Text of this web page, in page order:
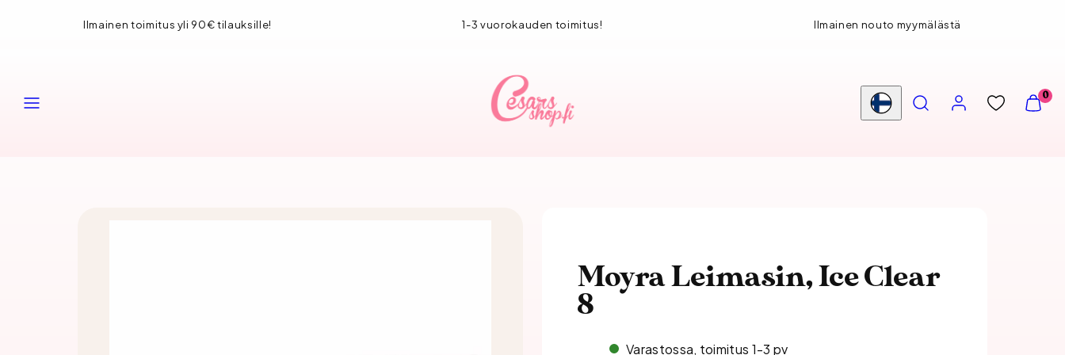
Ilmainen toimitus yli 90€ tilauksille! 1-3 vuorokauden toimitus! Ilmainen nouto myymälästä
Maa/alue
HAE
NÄYTÄ
0
Moyra Leimasin, Ice Clear
8
Varastossa, toimitus 1-3 pv